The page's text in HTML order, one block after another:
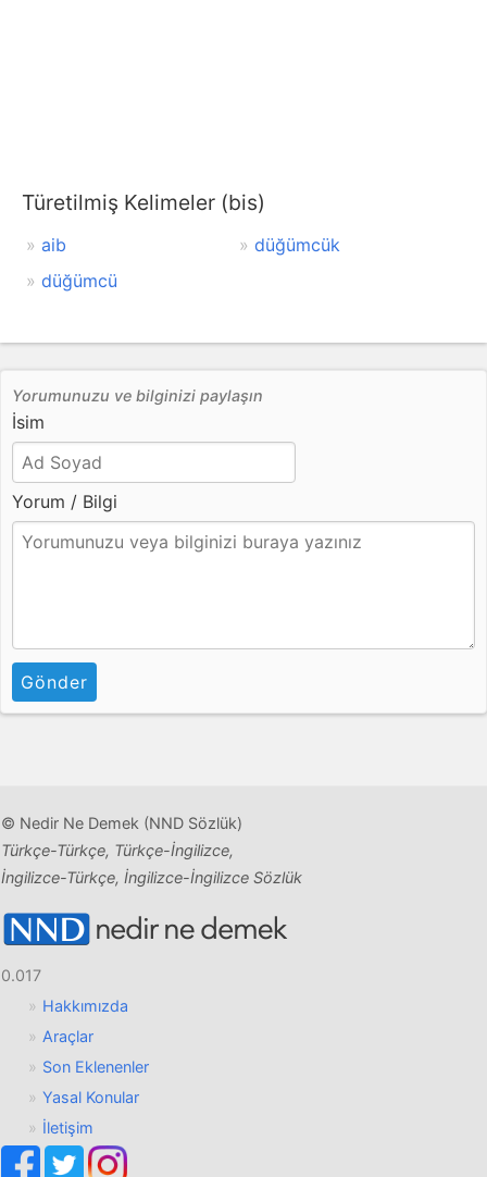
Türetilmiş Kelimeler (bis)
aib
düğümcük
düğümcü
Yorumunuzu ve bilginizi paylaşın
İsim
Yorum / Bilgi
Gönder
© Nedir Ne Demek (NND Sözlük)
Türkçe-Türkçe, Türkçe-İngilizce,
İngilizce-Türkçe, İngilizce-İngilizce Sözlük
0.017
Hakkımızda
Araçlar
Son Eklenenler
Yasal Konular
İletişim